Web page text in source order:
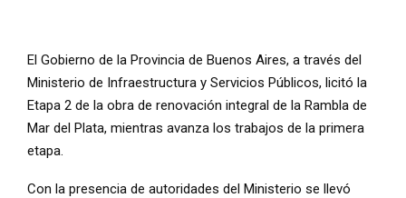
El Gobierno de la Provincia de Buenos Aires, a través del
Ministerio de Infraestructura y Servicios Públicos, licitó la
Etapa 2 de la obra de renovación integral de la Rambla de
Mar del Plata, mientras avanza los trabajos de la primera
etapa.
Con la presencia de autoridades del Ministerio se llevó